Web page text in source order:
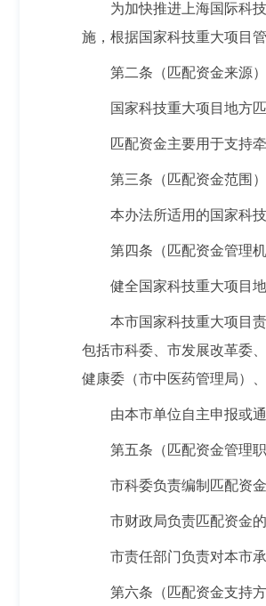
为加快推进上海国际科
施，根据国家科技重大项目
第二条（匹配资金来源）
国家科技重大项目地方
匹配资金主要用于支持
第三条（匹配资金范围）
本办法所适用的国家科
第四条（匹配资金管理机
健全国家科技重大项目
本市国家科技重大项目
包括市科委、市发展改革委
健康委（市中医药管理局）
由本市单位自主申报或
第五条（匹配资金管理职
市科委负责编制匹配资
市财政局负责匹配资金
市责任部门负责对本市
第六条（匹配资金支持方